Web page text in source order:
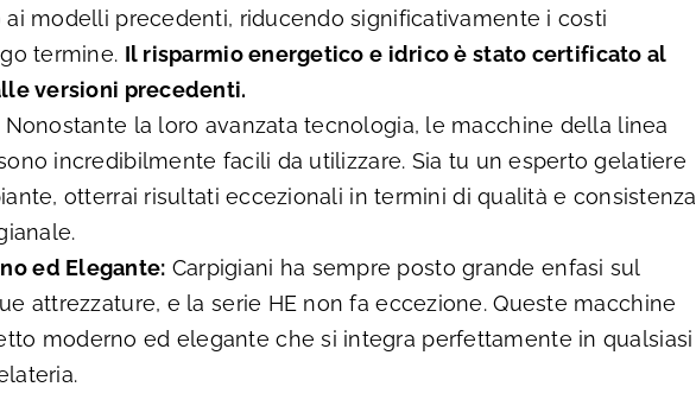
ai modelli precedenti, riducendo significativamente i costi
termine. Il risparmio energetico e idrico è stato certificato al
versioni precedenti.
Nonostante la loro avanzata tecnologia, le macchine della linea
incredibilmente facili da utilizzare. Sia tu un esperto gelatiere
otterrai risultati eccezionali in termini di qualità e consistenza
ed Elegante: Carpigiani ha sempre posto grande enfasi sul
attrezzature, e la serie HE non fa eccezione. Queste macchine
moderno ed elegante che si integra perfettamente in qualsiasi